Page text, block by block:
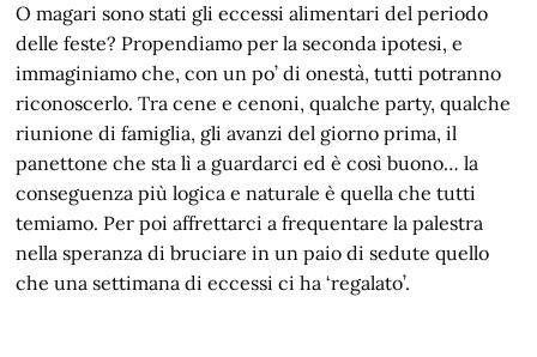
O magari sono stati gli eccessi alimentari del periodo
delle feste? Propendiamo per la seconda ipotesi, e
immaginiamo che, con un po’ di onestà, tutti potranno
riconoscerlo. Tra cene e cenoni, qualche party, qualche
riunione di famiglia, gli avanzi del giorno prima, il
panettone che sta lì a guardarci ed è così buono… la
conseguenza più logica e naturale è quella che tutti
temiamo. Per poi affrettarci a frequentare la palestra
nella speranza di bruciare in un paio di sedute quello
che una settimana di eccessi ci ha ‘regalato’.